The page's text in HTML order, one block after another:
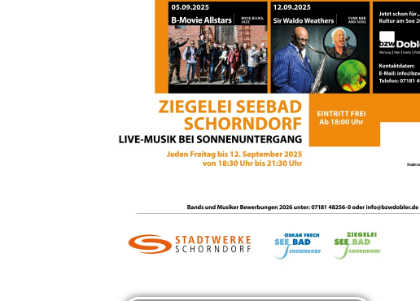
Header-Bild für die VeranstaltungKultur am See. Zeigt